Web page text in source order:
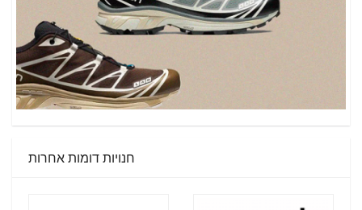
חנויות דומות אחרות